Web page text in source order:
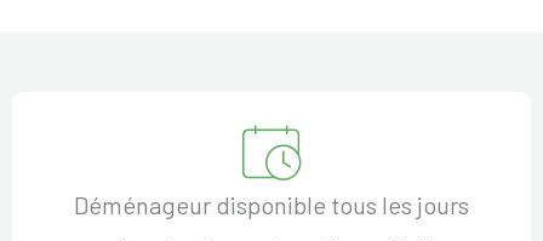
Déménageur disponible tous les jours